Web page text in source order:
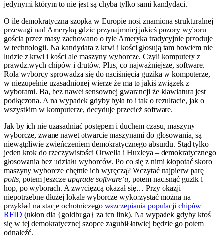
jedynymi którym to nie jest są chyba tylko sami kandydaci.
O ile demokratyczna szopka w Europie nosi znamiona strukturalnej
przewagi nad Ameryką gdzie przynajmniej jakieś pozory wyboru
gościa przez masy zachowano o tyle Ameryka tradycyjnie przoduje
w technologii. Na kandydata z krwi i kości głosują tam bowiem nie
ludzie z krwi i kości ale maszyny wyborcze. Czyli komputery z
prawdziwych chipów i drutów. Plus, co najważniejsze, software.
Rola wyborcy sprowadza się do naciśnięcia guzika w komputerze,
w niezupełnie uzasadnionej wierze że ma to jakiś związek z
wyborami. Ba, bez nawet sensownej gwarancji że klawiatura jest
podłączona. A na wypadek gdyby była to i tak o rezultacie, jak o
wszystkim w komputerze, decyduje przecież software.
Jak by ich nie uzasadniać postępem i duchem czasu, maszyny
wyborcze, zwane nawet otwarcie maszynami do głosowania, są
niewątpliwie zwieńczeniem demokratycznego absurdu. Stąd tylko
jeden krok do rzeczywistości Orwella i Huxleya – demokratycznego
głosowania bez udziału wyborców. Po co się z nimi kłopotać skoro
maszyny wyborcze chętnie ich wyręczą? Wczytać najpierw parę
polls, potem jeszcze upgrade software’u, potem nacisnąć guzik i
hop, po wyborach. A zwycięzcą okazał się… Przy okazji
niepotrzebne dłużej lokale wyborcze wykorzystać można na
przykład na stacje ochotniczego wszczepiania populacji chipów
RFID (ukłon dla {goldbuga} za ten link). Na wypadek gdyby ktoś
się w tej demokratycznej szopce zagubił łatwiej będzie go potem
odnaleźć.